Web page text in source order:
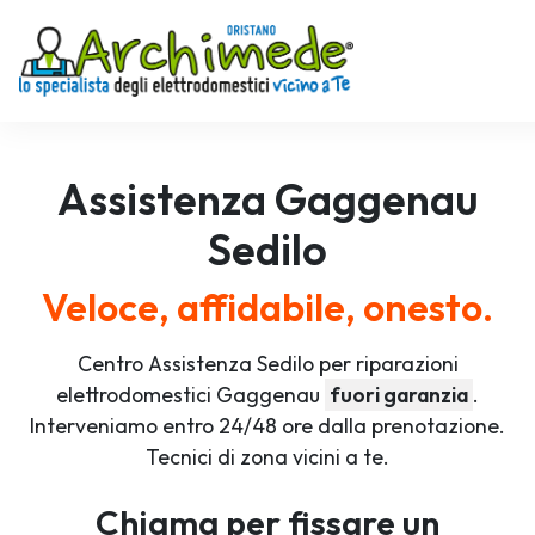
Assistenza Gaggenau
Sedilo
Veloce, affidabile, onesto.
Centro Assistenza Sedilo per riparazioni
elettrodomestici Gaggenau fuori garanzia .
Interveniamo entro 24/48 ore dalla prenotazione.
Tecnici di zona vicini a te.
Chiama per fissare un